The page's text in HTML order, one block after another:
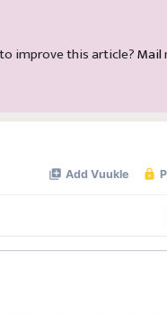
improve this article? Mail